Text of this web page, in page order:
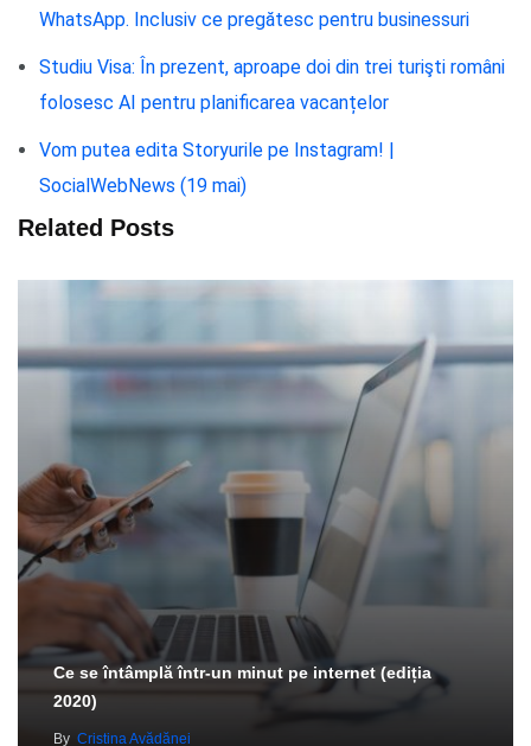
WhatsApp. Inclusiv ce pregătesc pentru businessuri
Studiu Visa: În prezent, aproape doi din trei turişti români
folosesc AI pentru planificarea vacanțelor
Vom putea edita Storyurile pe Instagram! |
SocialWebNews (19 mai)
Related Posts
Ce se întâmplă într-un minut pe internet (ediția
2020)
By Cristina Avădănei